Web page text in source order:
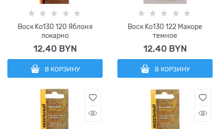
Воск Ko130 120 Яблоня
локарно
12,40 BYN
В КОРЗИНУ
Воск Ko130 122 Макоре
темное
12,40 BYN
В КОРЗИНУ